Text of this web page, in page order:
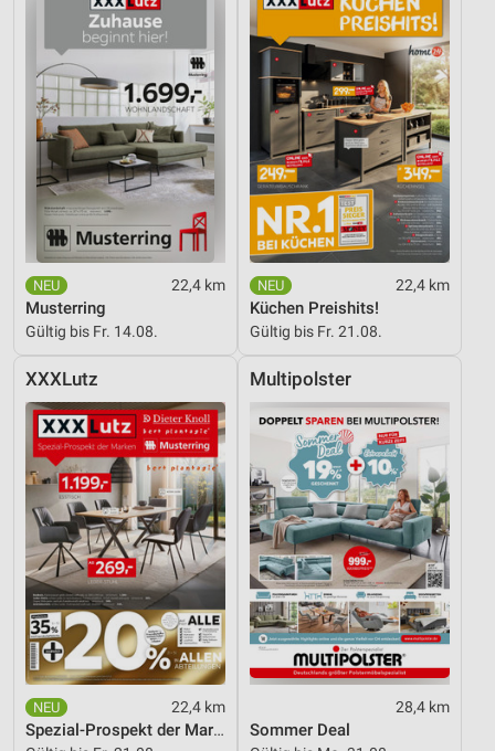
22,4 km
Musterring
Gültig bis Fr. 14.08.
22,4 km
Küchen Preishits!
Gültig bis Fr. 21.08.
XXXLutz
22,4 km
Spezial-Prospekt der Marken
Multipolster
28,4 km
Sommer Deal